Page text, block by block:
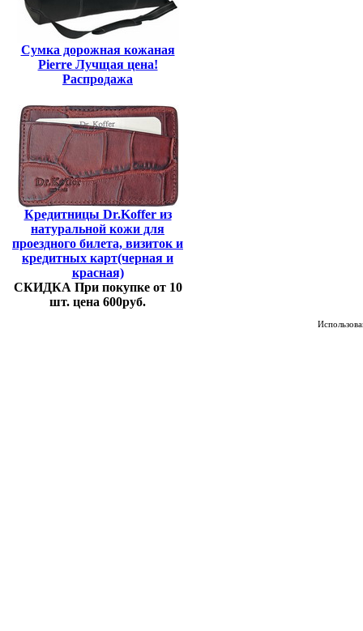
Сумка дорожная кожаная
Pierre Лучщая цена!
Распродажа
Кредитницы Dr.Koffer из
натуральной кожи для
проездного билета, визиток и
кредитных карт(черная и
красная)
СКИДКА При покупке от 10
шт. цена 600руб.